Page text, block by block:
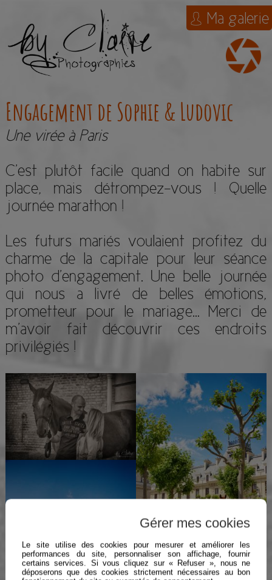
Ma galerie
Engagement de Sophie & Ludovic
Une virée à Paris
C’est plutôt facile quand on habite sur
place, mais détrompez-vous ! Quelle
journée marathon !
Les futurs mariés voulaient profitez du
charme de la capitale pour leur séance
photo d’engagement. Une belle journée
qui nous a livré de belles émotions,
prometteur pour le mariage… Merci de
m’avoir fait découvrir ces endroits
privilégiés !
Gérer mes cookies
Le site utilise des cookies pour mesurer et améliorer les
performances du site, personnaliser son affichage, fournir
certains services. Si vous cliquez sur « Refuser », nous ne
déposerons que des cookies strictement nécessaires au bon